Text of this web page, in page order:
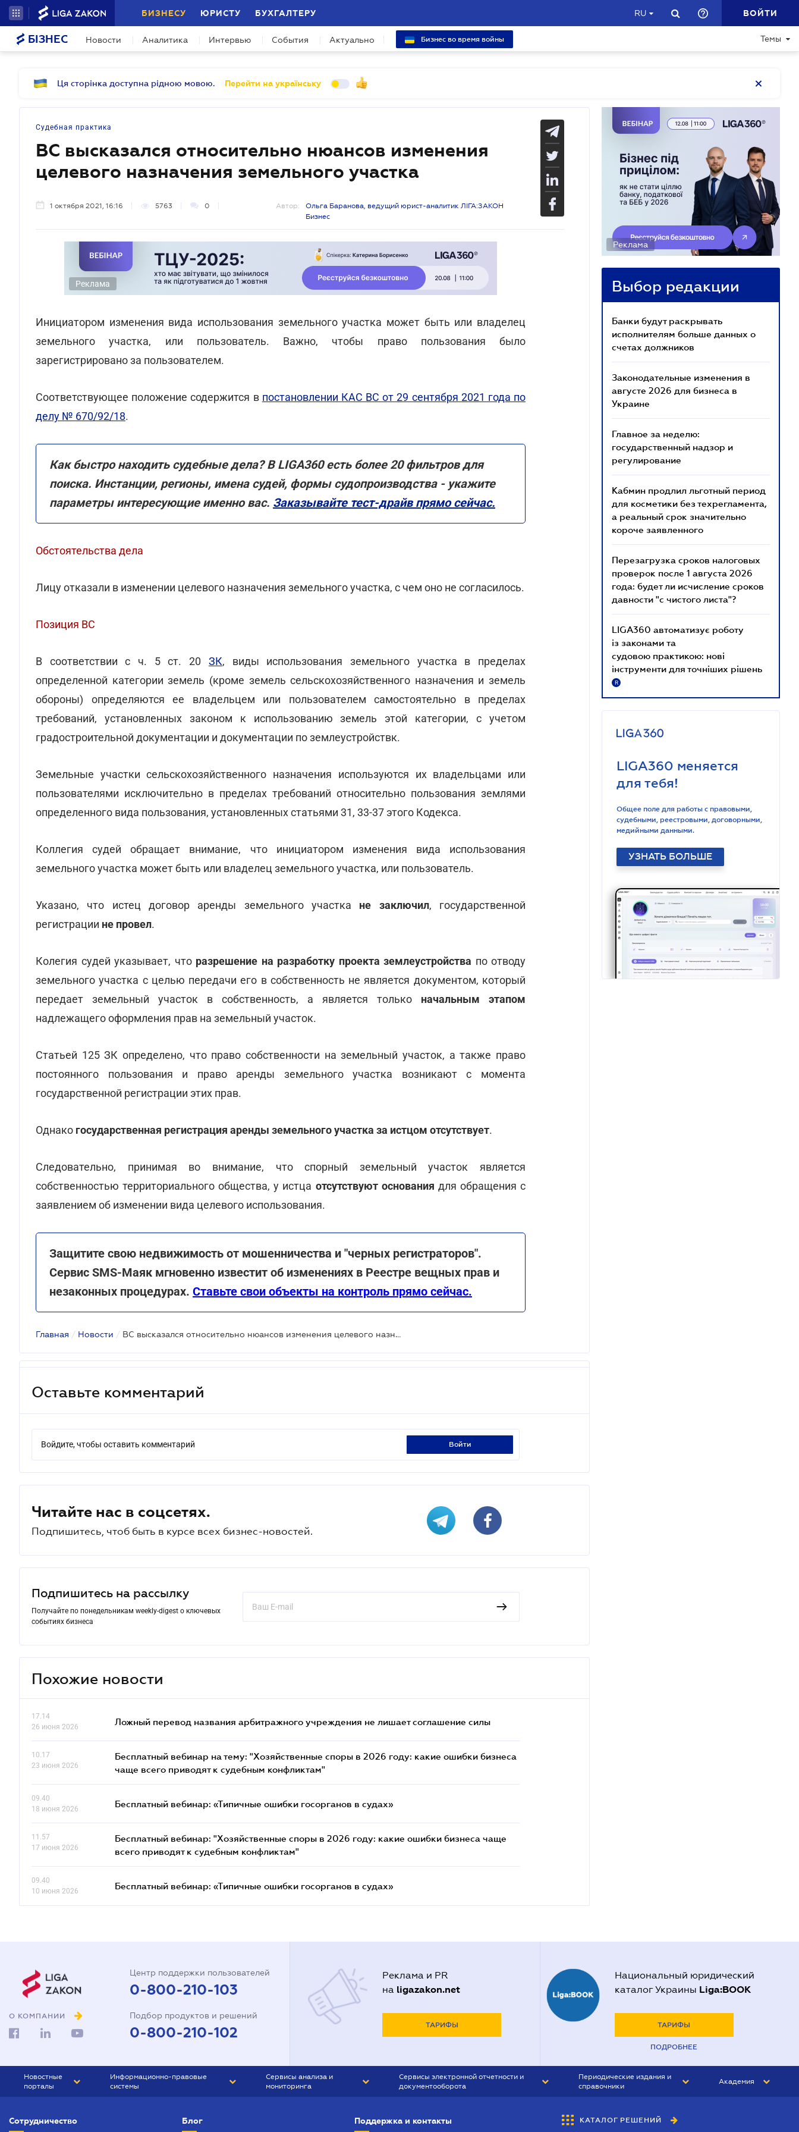
БИЗНЕСУ ЮРИСТУ БУХГАЛТЕРУ RU ВОЙТИ
БІЗНЕС Новости Аналитика Интервью События Актуально Бизнес во время войны Темы
Ця сторінка доступна рідною мовою. Перейти на українську
Судебная практика
ВС высказался относительно нюансов изменения
целевого назначения земельного участка
1 октября 2021, 16:16 5763 0 Автор:
Ольга Баранова, ведущий юрист-аналитик ЛІГА:ЗАКОН
Бизнес
Реклама
Инициатором изменения вида использования земельного участка может быть или владелец
земельного участка, или пользователь. Важно, чтобы право пользования было
зарегистрировано за пользователем.
Соответствующее положение содержится в постановлении КАС ВС от 29 сентября 2021 года по
делу № 670/92/18.
Как быстро находить судебные дела? В LIGA360 есть более 20 фильтров для
поиска. Инстанции, регионы, имена судей, формы судопроизводства - укажите
параметры интересующие именно вас. Заказывайте тест-драйв прямо сейчас.
Обстоятельства дела
Лицу отказали в изменении целевого назначения земельного участка, с чем оно не согласилось.
Позиция ВС
В соответствии с ч. 5 ст. 20 ЗК, виды использования земельного участка в пределах
определенной категории земель (кроме земель сельскохозяйственного назначения и земель
обороны) определяются ее владельцем или пользователем самостоятельно в пределах
требований, установленных законом к использованию земель этой категории, с учетом
градостроительной документации и документации по землеустройствк.
Земельные участки сельскохозяйственного назначения используются их владельцами или
пользователями исключительно в пределах требований относительно пользования землями
определенного вида пользования, установленных статьями 31, 33-37 этого Кодекса.
Коллегия судей обращает внимание, что инициатором изменения вида использования
земельного участка может быть или владелец земельного участка, или пользователь.
Указано, что истец договор аренды земельного участка не заключил, государственной
регистрации не провел.
Колегия судей указывает, чторазрешение на разработку проекта землеустройства по отводу
земельного участка с целью передачи его в собственность не является документом, который
передает земельный участок в собственность, а является только начальным этапом
надлежащего оформления прав на земельный участок.
Статьей 125 ЗК определено, что право собственности на земельный участок, а также право
постоянного пользования и право аренды земельного участка возникают с момента
государственной регистрации этих прав.
Однако государственная регистрация аренды земельного участка за истцом отсутствует.
Следовательно, принимая во внимание, что спорный земельный участок является
собственностью территориального общества, у истца отсутствуют основания для обращения с
заявлением об изменении вида целевого использования.
Защитите свою недвижимость от мошенничества и "черных регистраторов".
Сервис SMS-Маяк мгновенно известит об изменениях в Реестре вещных прав и
незаконных процедурах. Ставьте свои объекты на контроль прямо сейчас.
Главная / Новости / ВС высказался относительно нюансов изменения целевого назначения земельного участка
Оставьте комментарий
Войдите, чтобы оставить комментарий войти
Читайте нас в соцсетях.
Подпишитесь, чтоб быть в курсе всех бизнес-новостей.
Подпишитесь на рассылку
Получайте по понедельникам weekly-digest о ключевых
событиях бизнеса
Похожие новости
17.14
26 июня 2026
Ложный перевод названия арбитражного учреждения не лишает соглашение силы
10.17
23 июня 2026
Бесплатный вебинар на тему: "Хозяйственные споры в 2026 году: какие ошибки бизнеса
чаще всего приводят к судебным конфликтам"
09.40
18 июня 2026
Бесплатный вебинар: «Типичные ошибки госорганов в судах»
11.57
17 июня 2026
Бесплатный вебинар: "Хозяйственные споры в 2026 году: какие ошибки бизнеса чаще
всего приводят к судебным конфликтам"
09.40
10 июня 2026
Бесплатный вебинар: «Типичные ошибки госорганов в судах»
Реклама
Выбор редакции
Банки будут раскрывать
исполнителям больше данных о
счетах должников
Законодательные изменения в
августе 2026 для бизнеса в
Украине
Главное за неделю:
государственный надзор и
регулирование
Кабмин продлил льготный период
для косметики без техрегламента,
а реальный срок значительно
короче заявленного
Перезагрузка сроков налоговых
проверок после 1 августа 2026
года: будет ли исчисление сроков
давности "с чистого листа"?
LIGA360 автоматизує роботу
із законами та
судовою практикою: нові
інструменти для точніших рішень
R
LIGA360 меняется
для тебя!
Общее поле для работы с правовыми,
судебными, реестровыми, договорными,
медийными данными.
УЗНАТЬ БОЛЬШЕ
О КОМПАНИИ
Центр поддержки пользователей
0-800-210-103
Подбор продуктов и решений
0-800-210-102
Реклама и PR
на ligazakon.net
ТАРИФЫ
Национальный юридический
каталог Украины Liga:BOOK
ТАРИФЫ
ПОДРОБНЕЕ
Новостные
порталы
БИЗНЕС
Информационно-правовые
системы
Сервисы анализа и
мониторинга
Сервисы электронной отчетности и
документооборота
Периодические издания и
справочники
БУХГАЛТЕР&ЗАКОН
Академия
Сотрудничество Блог Поддержка и контакты КАТАЛОГ РЕШЕНИЙ